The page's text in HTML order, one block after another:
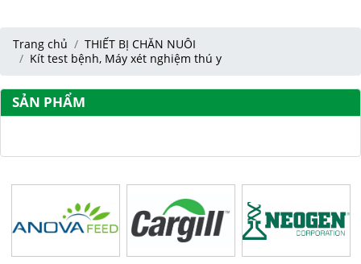
Trang chủ
THIẾT BỊ CHĂN NUÔI
Kít test bệnh, Máy xét nghiệm thú y
SẢN PHẨM